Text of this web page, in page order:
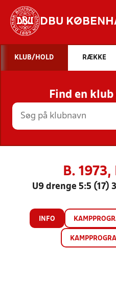
DBU
STILLINGER,
KLUB/HOLD RÆKKE
Find en
B. 1973,
U9 drenge 5:5 (17)
INFO